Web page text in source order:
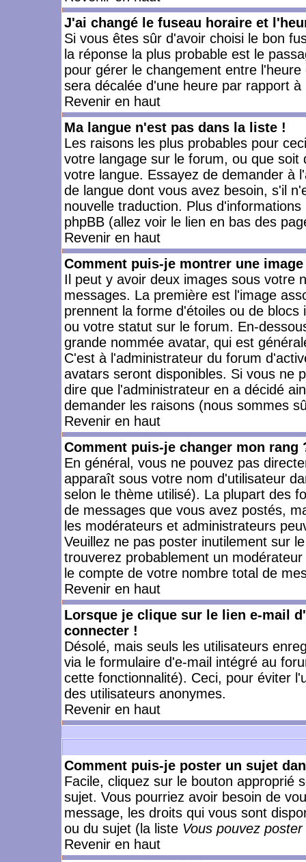
J'ai changé le fuseau horaire et
Si vous êtes sûr d'avoir choisi le bon
la réponse la plus probable est le
pour gérer le changement entre
sera décalée d'une heure par rapport à
Revenir en haut
Ma langue n'est pas dans la liste !
Les raisons les plus probables pour
votre langage sur le forum, ou que
votre langue. Essayez de demander à
de langue dont vous avez besoin, s'il
nouvelle traduction. Plus
phpBB (allez voir le lien en bas des
Revenir en haut
Comment puis-je montrer une
Il peut y avoir deux images sous votre
messages. La première est l'image
prennent la forme d'étoiles ou de
ou votre statut sur le forum. En-
grande nommée avatar, qui est
C'est à l'administrateur du forum
avatars seront disponibles. Si vous ne
dire que l'administrateur en a décidé
demander les raisons (nous sommes
Revenir en haut
Comment puis-je changer mon rang
En général, vous ne pouvez pas
apparaît sous votre nom d'utilisateur
selon le thème utilisé). La plupart des
de messages que vous avez postés,
les modérateurs et administrateurs
Veuillez ne pas poster inutilement sur
trouverez probablement un
le compte de votre nombre total de
Revenir en haut
Lorsque je clique sur le lien e-mail
connecter !
Désolé, mais seuls les utilisateurs
via le formulaire d'e-mail intégré au
cette fonctionnalité). Ceci, pour éviter
des utilisateurs anonymes.
Revenir en haut
Comment puis-je poster un sujet
Facile, cliquez sur le bouton approprié
sujet. Vous pourriez avoir besoin de
message, les droits qui vous sont
ou du sujet (la liste Vous pouvez
Revenir en haut